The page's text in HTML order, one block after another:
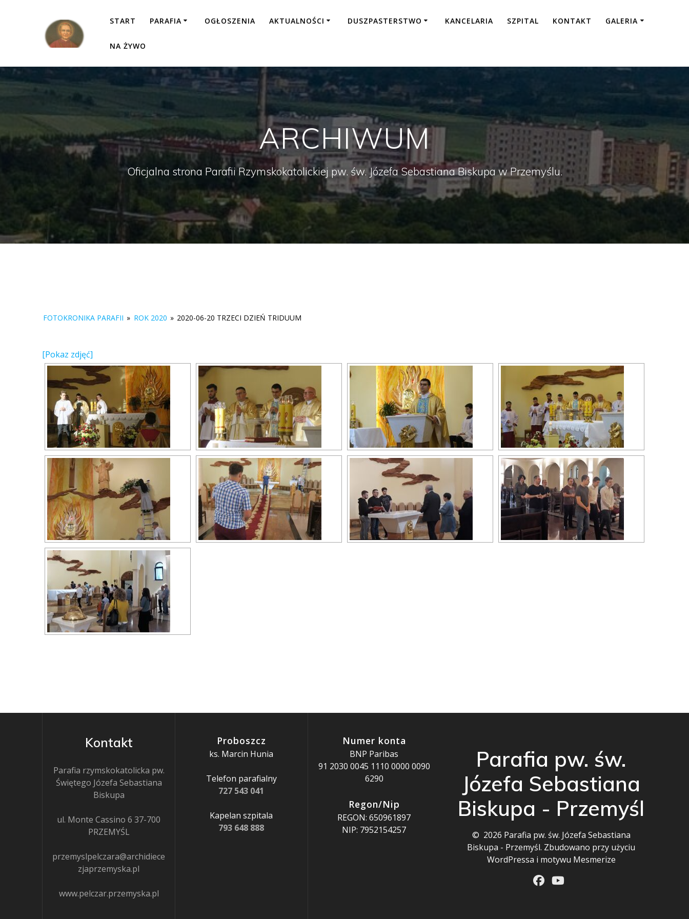
START PARAFIA OGŁOSZENIA AKTUALNOŚCI DUSZPASTERSTWO KANCELARIA SZPITAL KONTAKT GALERIA
NA ŻYWO
ARCHIWUM
Oficjalna strona Parafii Rzymskokatolickiej pw. św. Józefa Sebastiana Biskupa w Przemyślu.
FOTOKRONIKA PARAFII » ROK 2020 » 2020-06-20 TRZECI DZIEŃ TRIDUUM
[Pokaz zdjęć]
Kontakt
Parafia rzymskokatolicka pw.
Świętego Józefa Sebastiana
Biskupa
ul. Monte Cassino 6 37-700
PRZEMYŚL
przemyslpelczara@archidiece
zjaprzemyska.pl
www.pelczar.przemyska.pl
Proboszcz
ks. Marcin Hunia
Telefon parafialny
727 543 041
Kapelan szpitala
793 648 888
Numer konta
BNP Paribas
91 2030 0045 1110 0000 0090
6290
Regon/Nip
REGON: 650961897
NIP: 7952154257
Parafia pw. św.
Józefa Sebastiana
Biskupa - Przemyśl
© 2026 Parafia pw. św. Józefa Sebastiana
Biskupa - Przemyśl. Zbudowano przy użyciu
WordPressa i motywu Mesmerize